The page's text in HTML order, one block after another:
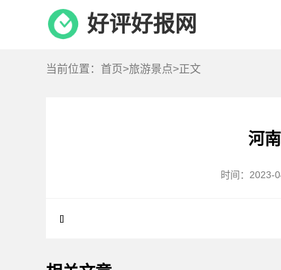
好评好报网
当前位置： 首页>旅游景点>正文
河
时间：2023-
[]